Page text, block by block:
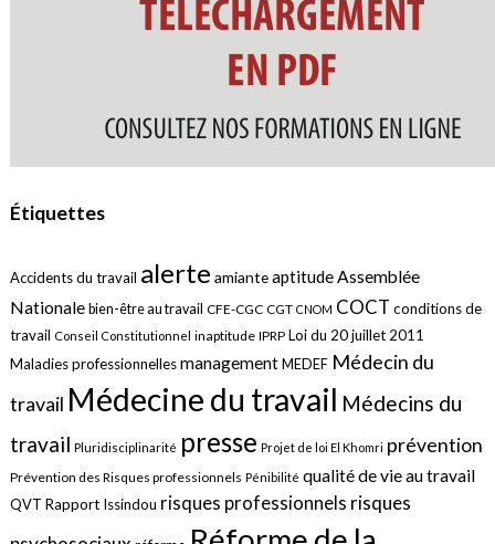
Étiquettes
Accidents du travail alerte amianteaptitudeAssemblée
Nationale bien-être au travail CFE-CGC CGT CNOM COCT conditions de
travail Conseil Constitutionnel inaptitude IPRP Loi du 20 juillet 2011
Maladies professionnellesmanagement MEDEF Médecin du
travail Médecine du travail Médecins du
travail Pluridisciplinarité presse Projet de loi El Khomri prévention
Prévention des Risques professionnels Pénibilité qualité de vie au travail
QVT Rapport Issindou risques professionnels risques